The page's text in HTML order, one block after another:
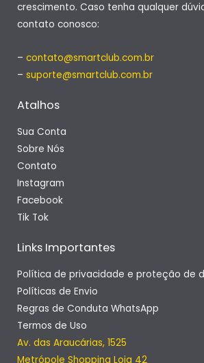
crescimento. Caso tenha qualquer
contato conosco:
– contato@smartclub.com.br
– suporte@smartclub.com.br
Atalhos
Sua Conta
Sobre Nós
Contato
Instagram
Facebook
Tik Tok
Links Importantes
Política de privacidade e proteção de
Políticas de Envio
Regras de Conduta WhatsApp
Termos de Uso
Av. das Araucárias, 1525
Metrópole Shopping Loja 42